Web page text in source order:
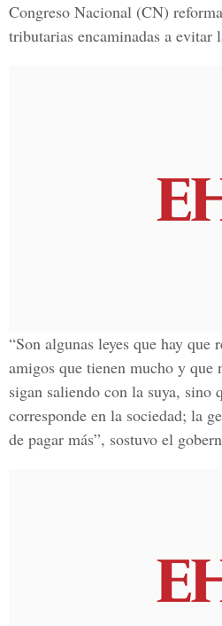
Congreso Nacional (CN)
tributarias encaminadas a evitar
“Son algunas leyes que hay que
amigos que tienen mucho y que
sigan saliendo con la suya, sino
corresponde en la sociedad; la
de pagar más”, sostuvo el